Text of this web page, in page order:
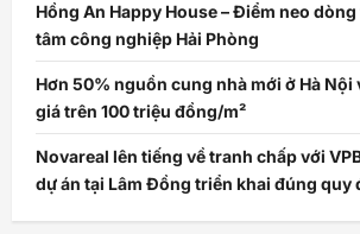
Hồng An Happy House – Điểm neo
tâm công nghiệp Hải Phòng
Hơn 50% nguồn cung nhà mới ở Hà Nội
giá trên 100 triệu đồng/m²
Novareal lên tiếng về tranh chấp với
dự án tại Lâm Đồng triển khai đúng quy